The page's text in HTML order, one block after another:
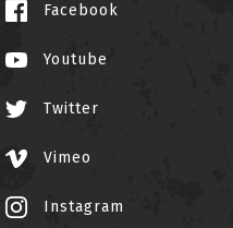
Facebook
Youtube
Twitter
Vimeo
Instagram